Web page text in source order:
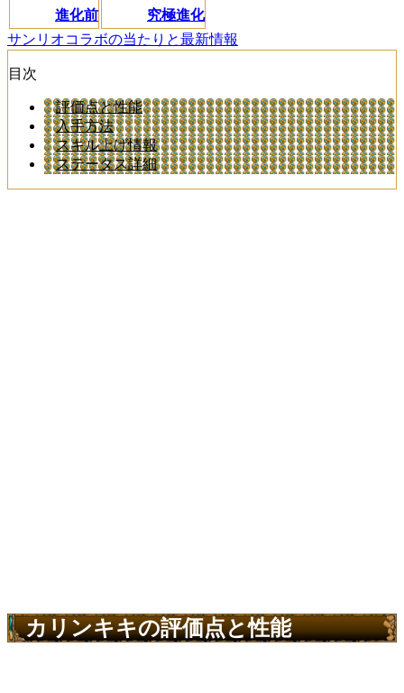
進化前
究極進化
サンリオコラボの当たりと最新情報
目次
評価点と性能
入手方法
スキル上げ情報
ステータス詳細
カリンキキの評価点と性能